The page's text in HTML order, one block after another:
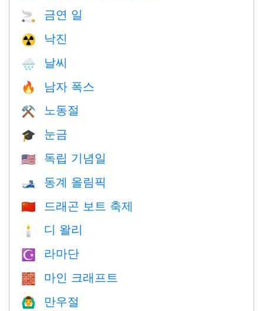
🚬 금연 일
☢️ 낙진
🌧 날씨
🔥 남자 폭스
⚒️ 노동절
🎓 눈금
🇺🇸 독립 기념일
🎿 동계 올림픽
🇨🇳 드래곤 보트 축제
🕯 디 왈리
☪️ 라마단
🧱 마인 크래프트
🙆‍♂️ 만우절